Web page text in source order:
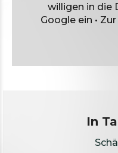
willigen in die
Google ein • Zur
In